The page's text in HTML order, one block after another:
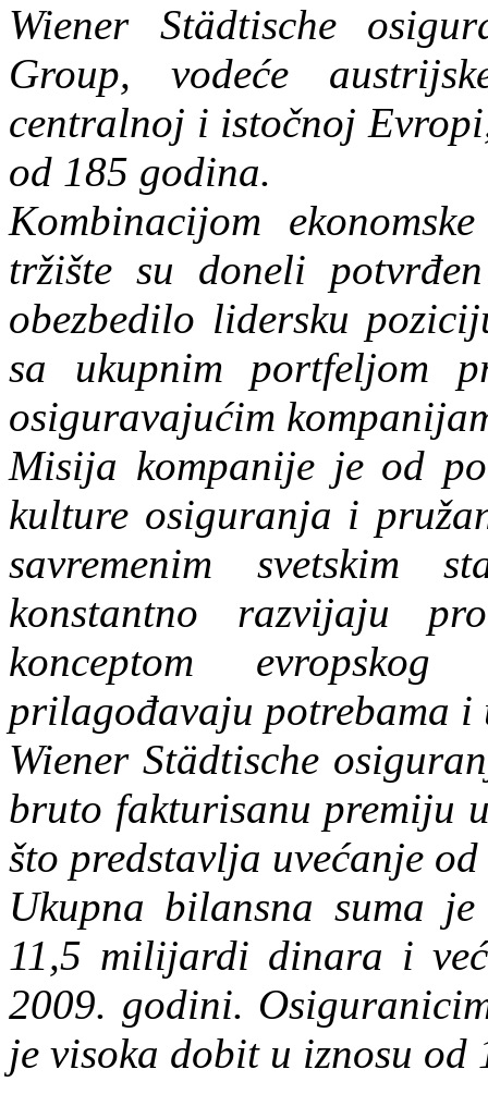
Wiener Städtische
Group, vodeće
centralnoj i istočnoj
od 185 godina.
Kombinacijom
tržište su doneli
obezbedilo lidersku
sa ukupnim portfeljom
osiguravajućim
Misija kompanije je od
kulture osiguranja i
savremenim svetskim
konstantno razvijaju
konceptom
prilagođavaju potrebama i
Wiener Städtische
bruto fakturisanu premiju
što predstavlja uvećanje
Ukupna bilansna suma
11,5 milijardi dinara i
2009. godini.
je visoka dobit u iznosu